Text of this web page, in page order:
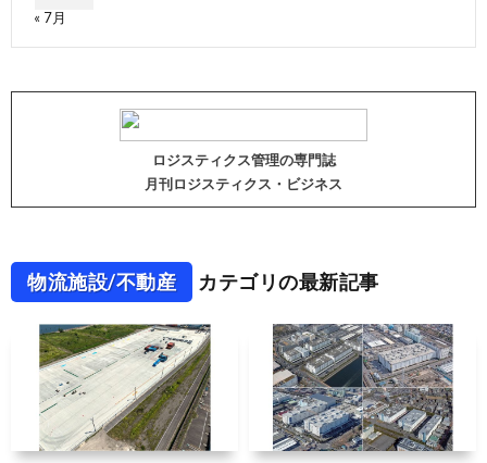
« 7月
ロジスティクス管理の専門誌
月刊ロジスティクス・ビジネス
物流施設/不動産 カテゴリの最新記事